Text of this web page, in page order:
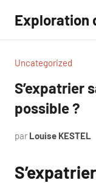
contenu
Exploration
Uncategorized
S’expatrier
possible ?
par Louise KESTEL